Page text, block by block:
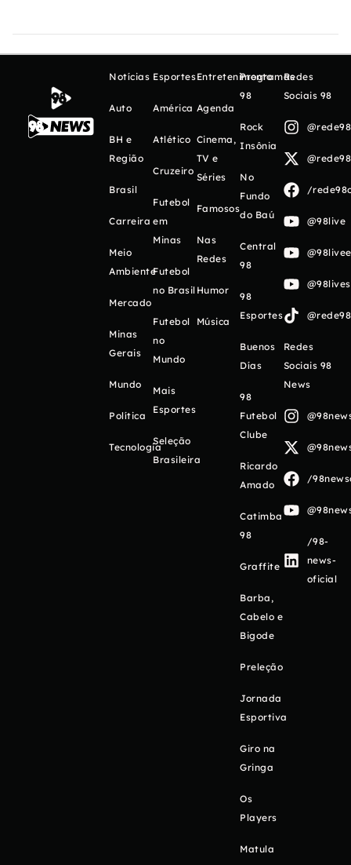
Notícias
Auto
BH e
Região
Brasil
Carreira
Meio
Ambiente
Mercado
Minas
Gerais
Mundo
Política
Tecnologia
Esportes
América
Atlético
Cruzeiro
Futebol
em
Minas
Futebol
no Brasil
Futebol
no
Mundo
Mais
Esportes
Seleção
Brasileira
Entretenimento
Agenda
Cinema,
TV e
Séries
Famosos
Nas
Redes
Humor
Música
Programas
98
Rock
Insônia
No
Fundo
do Baú
Central
98
98
Esportes
Buenos
Días
98
Futebol
Clube
Ricardo
Amado
Catimba
98
Graffite
Barba,
Cabelo e
Bigode
Preleção
Jornada
Esportiva
Giro na
Gringa
Os
Players
Matula
Redes
Sociais 98
/
@98live
Redes
Sociais 98
News
/
/98-
news-
oficial